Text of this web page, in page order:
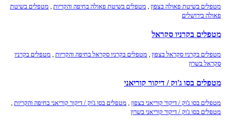
מטפלים בשיטת פאולה בצפון מטפלים בשיטת פאולה בחיפה והקריות
מטפלים בשיטת
פאולה בירושלים
מטפלים בקרניו סקראל
מטפלים בקרניו סקראל בצפון , מטפלים בקרניו סקראל בחיפה והקריות , מטפלים בקרניו
סקראל בשרון
מטפלים בסו ג'וק / דיקור קוריאני
מטפלים בסו ג'וק / דיקור קוריאני בצפון מטפלים בסו ג'וק / דיקור קוריאני בחיפה והקריות
מטפלים בסו ג'וק / דיקור קוריאני בשרון